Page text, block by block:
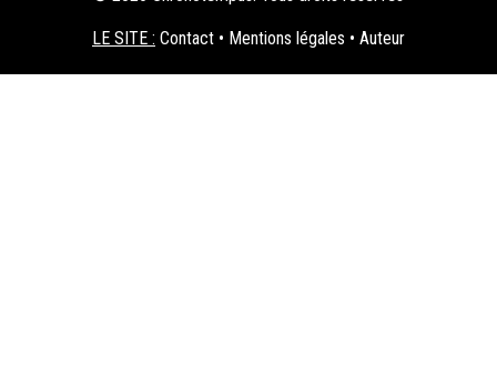
LE SITE : Contact • Mentions légales • Auteur